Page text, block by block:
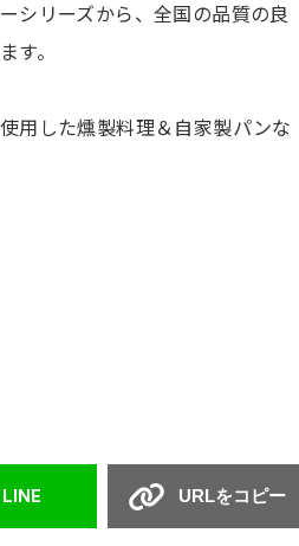
シリーズから、全国の品質の良
す。
用した燻製料理＆自家製パンな
LINE URLをコピー